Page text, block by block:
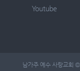
Youtube
남가주 예수 사랑교회